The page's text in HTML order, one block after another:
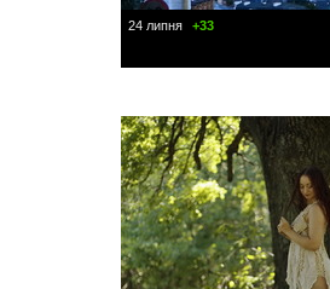
24 липня +33